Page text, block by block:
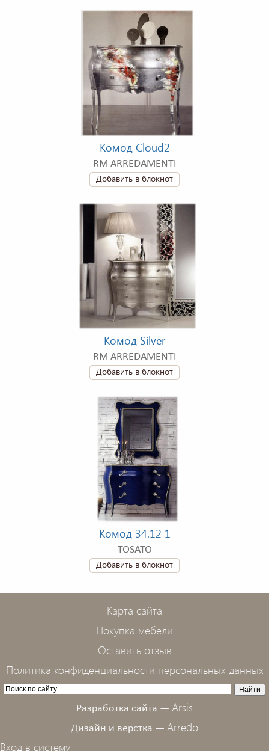
Комод Cloud2
RM ARREDAMENTI
Добавить в блокнот
Комод Silver
RM ARREDAMENTI
Добавить в блокнот
Комод 34.12 1
TOSATO
Добавить в блокнот
Карта сайта
Покупка мебели
Оставить отзыв
Политика конфиденциальности персональных данных
Разработка сайта — Arsis
Дизайн и верстка — Arredo
Вход в систему